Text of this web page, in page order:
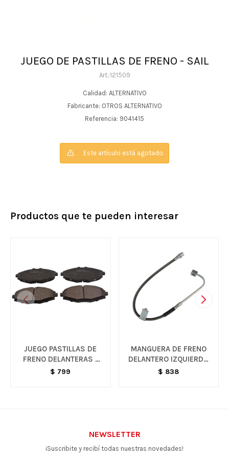
JUEGO DE PASTILLAS DE FRENO - SAIL
121509
Calidad: ALTERNATIVO
Fabricante: OTROS ALTERNATIVO
Referencia: 9041415
Este artículo está agotado.
Productos que te pueden interesar
JUEGO PASTILLAS DE
FRENO DELANTERAS -
SPARK
$ 799
MANGUERA DE FRENO
DELANTERO IZQUIERDO
- C10
$ 838
NEWSLETTER
¡Suscribite y recibí todas nuestras novedades!